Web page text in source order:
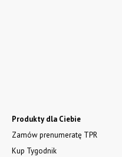
Produkty dla Ciebie
Zamów prenumeratę TPR
Kup Tygodnik